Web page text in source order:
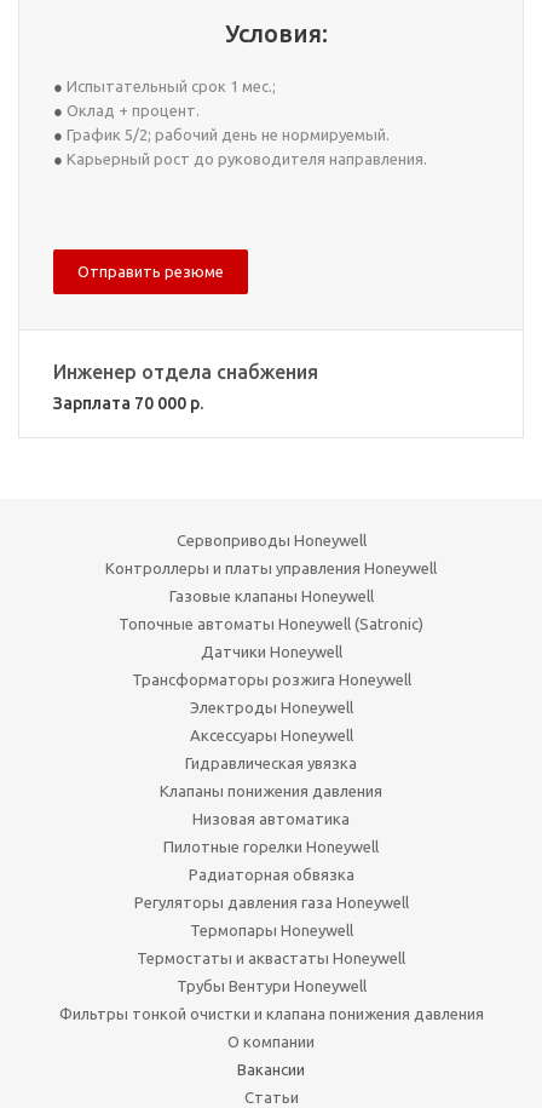
Условия:
Испытательный срок 1 мес.;
Оклад + процент.
График 5/2; рабочий день не нормируемый.
Карьерный рост до руководителя направления.
Отправить резюме
Инженер отдела снабжения
Зарплата 70 000 р.
Сервоприводы Honeywell
Контроллеры и платы управления Honeywell
Газовые клапаны Honeywell
Топочные автоматы Honeywell (Satronic)
Датчики Honeywell
Трансформаторы розжига Honeywell
Электроды Honeywell
Аксессуары Honeywell
Гидравлическая увязка
Клапаны понижения давления
Низовая автоматика
Пилотные горелки Honeywell
Радиаторная обвязка
Регуляторы давления газа Honeywell
Термопары Honeywell
Термостаты и аквастаты Honeywell
Трубы Вентури Honeywell
Фильтры тонкой очистки и клапана понижения давления
О компании
Вакансии
Статьи